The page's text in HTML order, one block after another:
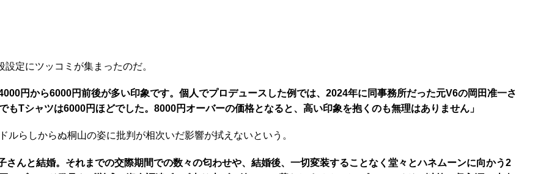
定にツッコミが集まったのだ。
円から6000円前後が多い印象です。個人でプロデュースした例では、2024年に同事務所だった元V6の岡田准一さ
Tシャツは6000円ほどでした。8000円オーバーの価格となると、高い印象を抱くのも無理はありません」
らしからぬ桐山の姿に批判が相次いだ影響が拭えないという。
さんと結婚。それまでの交際期間での数々の匂わせや、結婚後、一切変装することなく堂々とハネムーンに向かう2